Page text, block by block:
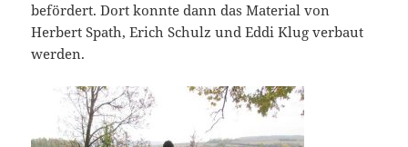
befördert. Dort konnte dann das Material von
Herbert Spath, Erich Schulz und Eddi Klug verbaut
werden.